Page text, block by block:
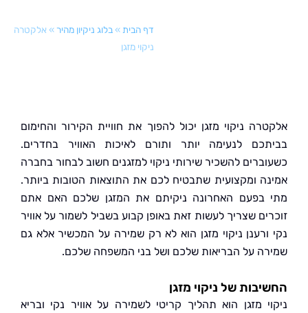
»בלוג ניקיון מהיר »אלקטרה
ניקוי מזגן יכול להפוך את חוויית הקירור והחימום
לנעימה יותר ותורם לאיכות האוויר בחדרים.
להשכיר שירותי ניקוי למזגנים חשוב לבחור בחברה
ומקצועית שתבטיח לכם את התוצאות הטובות ביותר.
בפעם האחרונה ניקיתם את המזגן שלכם האם אתם
שצריך לעשות זאת באופן קבוע בשביל לשמור על אוויר
ניקוי מזגן הוא לא רק שמירה על המכשיר אלא גם
על הבריאות שלכם ושל בני המשפחה שלכם.
של ניקוי מזגן
מזגן הוא תהליך קריטי לשמירה על אוויר נקי ובריא